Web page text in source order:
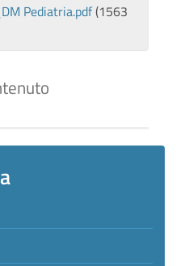
Pediatria.pdf(1563